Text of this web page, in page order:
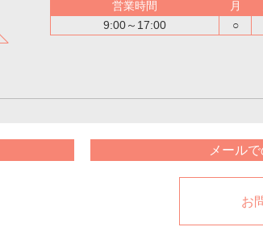
営業時間 月
9:00～17:00
○
メール
お